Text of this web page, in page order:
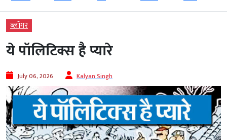
ब्‍लॉगर
ये पॉलिटिक्स है प्यारे
July 06, 2026 Kalyan Singh